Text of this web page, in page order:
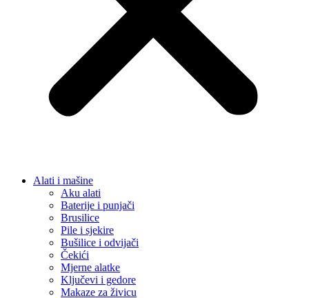
Alati i mašine
Aku alati
Baterije i punjači
Brusilice
Pile i sjekire
Bušilice i odvijači
Čekići
Mjerne alatke
Ključevi i gedore
Makaze za živicu